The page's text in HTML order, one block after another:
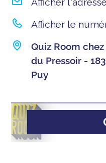
Afficher le
Quiz Room
du Pressoir -
Puy